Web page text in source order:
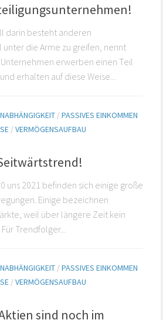
darin besteht anderen
die Arme zu greifen, nennt
erwerben einen Teil
erhalten auf diese Weise...
/PASSIVES EINKOMMEN
/VERMÖGENSAUFBAU
uns 2021 befinden sich einige große
Einige bezeichnen
weil über längere Zeit kein
Trendfolger...
/PASSIVES EINKOMMEN
/VERMÖGENSAUFBAU
sind noch im